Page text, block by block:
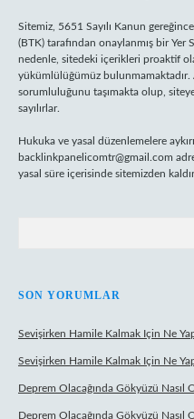
Sitemiz, 5651 Sayılı Kanun
(BTK) tarafından onaylanmış bir Yer
nedenle, sitedeki içerikleri proaktif
yükümlülüğümüz bulunmamaktadır.
sorumluluğunu taşımakta olup,
sayılırlar.
Hukuka ve yasal düzenlemelere
backlinkpanelicomtr@gmail.com
yasal süre içerisinde sitemizden
SON YORUMLAR
Sevişirken Hamile Kalmak Için Ne
Sevişirken Hamile Kalmak Için Ne
Deprem Olacağında Gökyüzü Nasıl
Deprem Olacağında Gökyüzü Nasıl